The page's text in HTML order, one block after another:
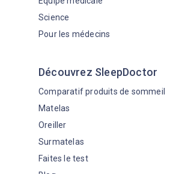
Découvrez SleepDoctor
Science
Matelas
Comparatif produits de sommeil
Oreiller
Surmatelas
Faites le test
Pour les médecins